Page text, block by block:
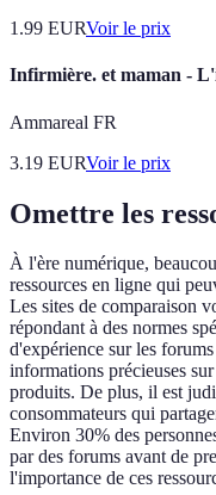
1.99 EURVoir le prix
Infirmière. et maman -
Ammareal FR
3.19 EURVoir le prix
Omettre les
À l'ère numérique,
ressources en ligne qui
Les sites de comparaison
répondant à des normes
d'expérience sur les
informations précieuses
produits. De plus, il est
consommateurs qui
Environ 30% des
par des forums avant de
l'importance de ces